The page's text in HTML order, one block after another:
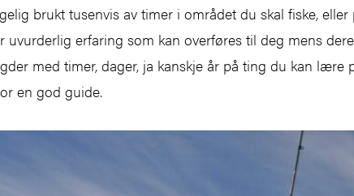
brukt tusenvis av timer i området du skal fiske,
uvurderlig erfaring som kan overføres til deg mens
med timer, dager, ja kanskje år på ting du kan lære
en god guide.